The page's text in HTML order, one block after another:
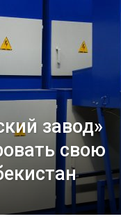
завод»
свою